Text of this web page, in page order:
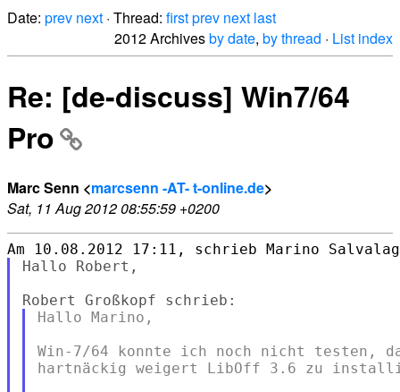
Date: prev next · Thread: firstprev next last
2012 Archivesby date, by thread · List index
Re: [de-discuss] Win7/64
Pro
Marc Senn <marcsenn -AT- t-online.de>
Sat, 11 Aug 2012 08:55:59 +0200
Hallo Robert,
Hallo Marino,
Win-7/64 konnte ich noch nicht testen,
hartnäckig weigert LibOff 3.6 zu